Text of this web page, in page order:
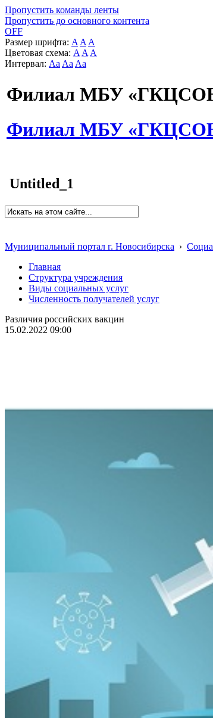
Пропустить команды ленты
Пропустить до основного контента
OFF
Размер шрифта: A A A
Цветовая схема: A A A
Интервал: Aa Aa Aa
Филиал МБУ
Филиал МБУ
Untitled_1
Муниципальный портал г. Новосибирска ›
Главная
Структура учреждения
Виды социальных услуг
Численность получателей услуг
Различия российских вакцин
15.02.2022 09:00